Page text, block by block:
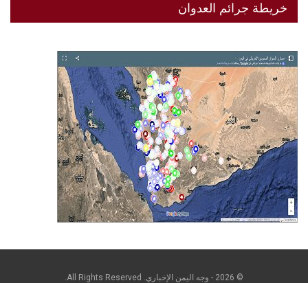
خريطة جرائم العدوان
© 2026 - وجه اليمن الإخباري. All Rights Reserved.